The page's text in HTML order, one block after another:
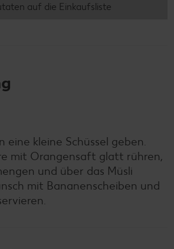
auf die Einkaufsliste
eine kleine Schüssel geben.
mit Orangensaft glatt rühren,
und über das Müsli
mit Bananenscheiben und